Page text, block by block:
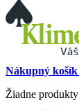
Nákupný košík
Žiadne produkty